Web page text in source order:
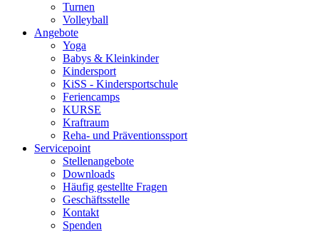
Turnen
Volleyball
Angebote
Yoga
Babys & Kleinkinder
Kindersport
KiSS - Kindersportschule
Feriencamps
KURSE
Kraftraum
Reha- und Präventionssport
Servicepoint
Stellenangebote
Downloads
Häufig gestellte Fragen
Geschäftsstelle
Kontakt
Spenden